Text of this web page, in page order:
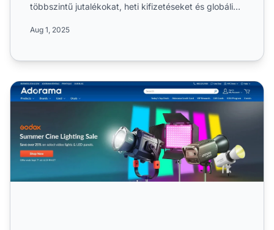
többszintű jutalékokat, heti kifizetéseket és globális
Aug 1, 2025
Adorama Partnerprogram